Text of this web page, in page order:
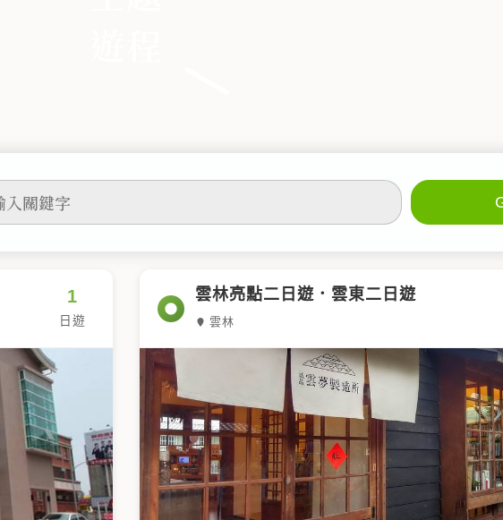
1
日遊
雲林亮點二日遊．雲東二日遊
雲林